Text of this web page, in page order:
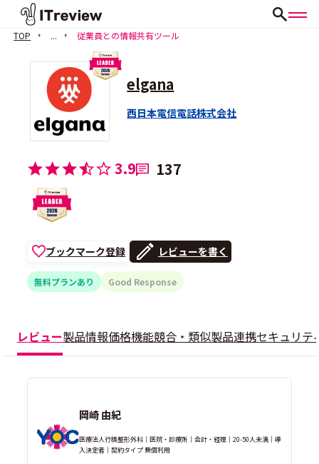
TOP ... 従業員との情報共有ツール
elgana
西日本電信電話株式会社
3.9 137
ブックマーク登録 レビューを書く
無料プランあり Good Response
レビュー製品情報価格機能競合・類似製品連携セキュリテ
岡崎 由紀
医療法人行橋整形外科｜医院・診療所｜会計・経理｜20-50人未満｜導
入決定者｜契約タイプ 無償利用